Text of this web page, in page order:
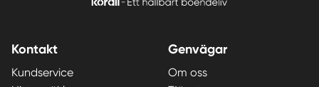
Kontakt
Kundservice
Genvägar
Om oss